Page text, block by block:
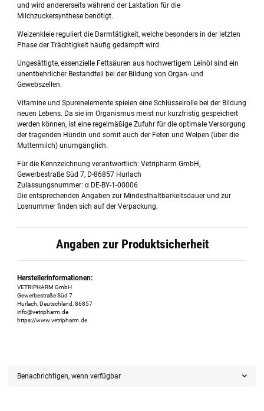
und wird andererseits während der Laktation für die
Milchzuckersynthese benötigt.
Weizenkleie reguliert die Darmtätigkeit, welche besonders in der letzten
Phase der Trächtigkeit häufig gedämpft wird.
Ungesättigte, essenzielle Fettsäuren aus hochwertigem Leinöl sind ein
unentbehrlicher Bestandteil bei der Bildung von Organ- und
Gewebszellen.
Vitamine und Spurenelemente spielen eine Schlüsselrolle bei der Bildung
neuen Lebens. Da sie im Organismus meist nur kurzfristig gespeichert
werden können, ist eine regelmäßige Zufuhr für die optimale Versorgung
der tragenden Hündin und somit auch der Feten und Welpen (über die
Muttermilch) unumgänglich.
Für die Kennzeichnung verantwortlich: Vetripharm GmbH,
Gewerbestraße Süd 7, D-86857 Hurlach
Zulassungsnummer: α DE-BY-1-00006
Die entsprechenden Angaben zur Mindesthaltbarkeitsdauer und zur
Losnummer finden sich auf der Verpackung.
Angaben zur Produktsicherheit
Herstellerinformationen:
VETRIPHARM GmbH
Gewerbestraße Süd 7
Hurlach, Deutschland, 86857
info@vetripharm.de
https://www.vetripharm.de
Benachrichtigen, wenn verfügbar